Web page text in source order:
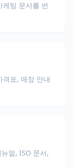
팅 문서를 번
표, 매장 안내
얼, ISO 문서,